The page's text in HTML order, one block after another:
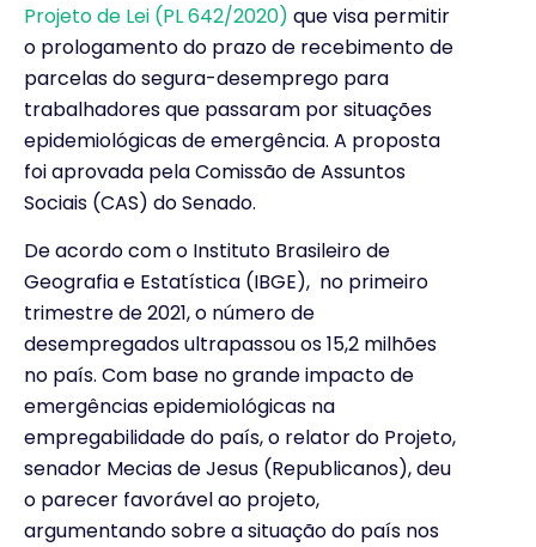
Projeto de Lei (PL 642/2020) que visa permitir
o prologamento do prazo de recebimento de
parcelas do segura-desemprego para
trabalhadores que passaram por situações
epidemiológicas de emergência. A proposta
foi aprovada pela Comissão de Assuntos
Sociais (CAS) do Senado.
De acordo com o Instituto Brasileiro de
Geografia e Estatística (IBGE), no primeiro
trimestre de 2021, o número de
desempregados ultrapassou os 15,2 milhões
no país. Com base no grande impacto de
emergências epidemiológicas na
empregabilidade do país, o relator do Projeto,
senador Mecias de Jesus (Republicanos), deu
o parecer favorável ao projeto,
argumentando sobre a situação do país nos